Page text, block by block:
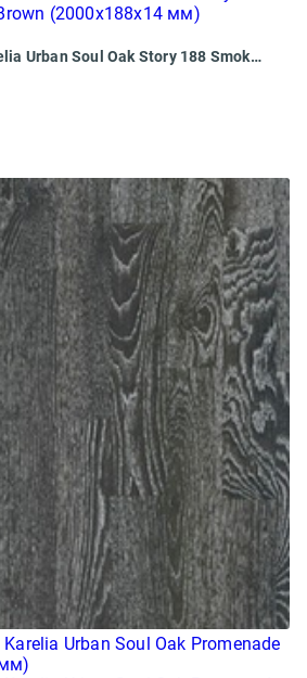
Паркетная доска Karelia Urban Soul Oak Story 188 Smoked Docklands Brown (2000х188х14 мм)